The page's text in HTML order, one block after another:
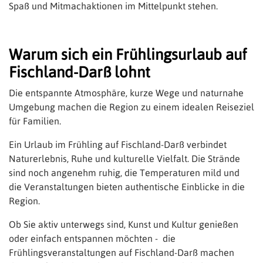
Spaß und Mitmachaktionen im Mittelpunkt stehen.
Warum sich ein Frühlingsurlaub auf
Fischland-Darß lohnt
Die entspannte Atmosphäre, kurze Wege und naturnahe
Umgebung machen die Region zu einem idealen Reiseziel
für Familien.
Ein Urlaub im Frühling auf Fischland-Darß verbindet
Naturerlebnis, Ruhe und kulturelle Vielfalt. Die Strände
sind noch angenehm ruhig, die Temperaturen mild und
die Veranstaltungen bieten authentische Einblicke in die
Region.
Ob Sie aktiv unterwegs sind, Kunst und Kultur genießen
oder einfach entspannen möchten - die
Frühlingsveranstaltungen auf Fischland-Darß machen